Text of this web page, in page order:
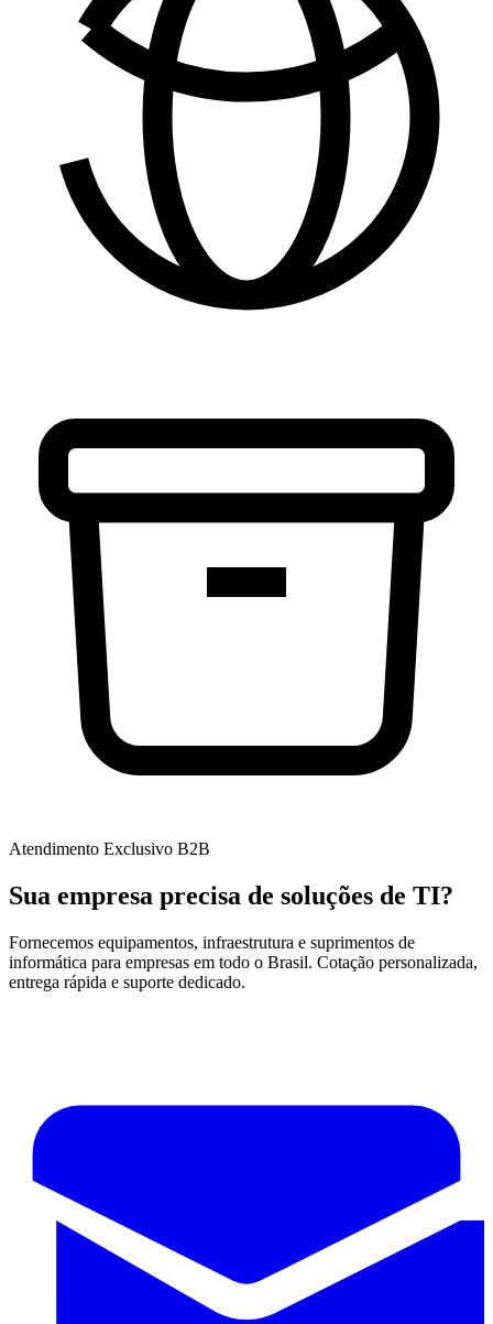
Atendimento Exclusivo B2B
Sua empresa precisa de soluções de TI?
Fornecemos equipamentos, infraestrutura e suprimentos de
informática para empresas em todo o Brasil. Cotação personalizada,
entrega rápida e suporte dedicado.